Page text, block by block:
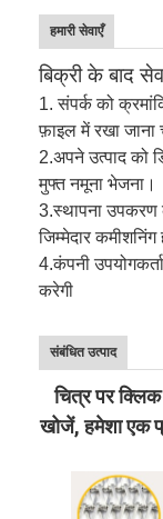
हमारी सेवाएँ
बिक्री के बाद
1. संपर्क को
फ़ाइल में रखा जाना
2.अपने उत्पाद को
मुफ्त नमूना भेजना।
3.स्थापना उपकरण
जिम्मेदार कमीशनिंग
4.कंपनी
करेगी
संबंधित उत्पाद
चित्र पर
खोजें, हमेशा एक